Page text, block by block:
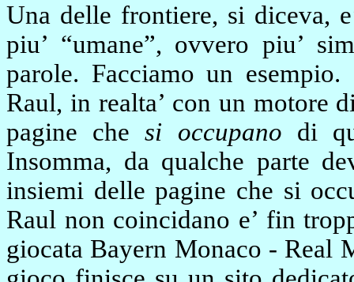
Una delle frontiere, si diceva,
piu’ “umane”, ovvero piu’
parole. Facciamo un
Raul, in realta’ con un motore
pagine chesi occupano di
Insomma, da qualche parte
insiemi delle pagine che si
Raul non coincidano e’ fin
giocata Bayern Monaco - Real